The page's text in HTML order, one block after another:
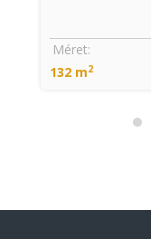
Méret:
132 m2